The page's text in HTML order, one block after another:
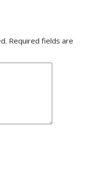
Required fields are